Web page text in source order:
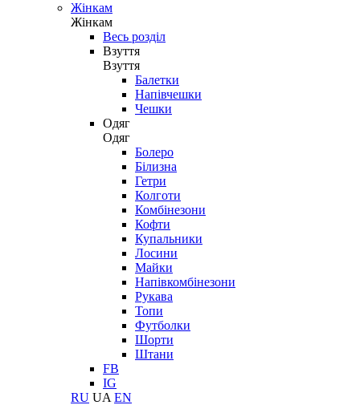
Жінкам
Жінкам
Весь розділ
Взуття
Взуття
Балетки
Напівчешки
Чешки
Одяг
Одяг
Болеро
Білизна
Гетри
Колготи
Комбінезони
Кофти
Купальники
Лосини
Майки
Напівкомбінезони
Рукава
Топи
Футболки
Шорти
Штани
FB
IG
RU UA EN